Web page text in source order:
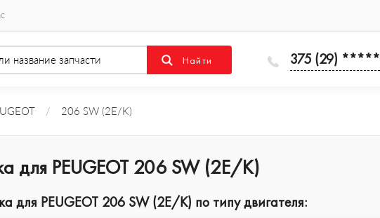
375 (29) *****
/ 206 SW (2E/K)
для PEUGEOT 206 SW (2E/K)
для PEUGEOT 206 SW (2E/K) по типу двигателя: